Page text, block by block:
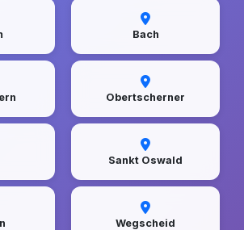
Bach
Obertscherner
Sankt Oswald
Wegscheid